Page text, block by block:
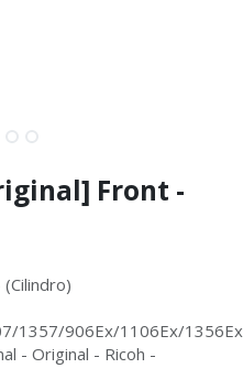
Front -
1357/906Ex/1106Ex/
- Original - Ricoh -